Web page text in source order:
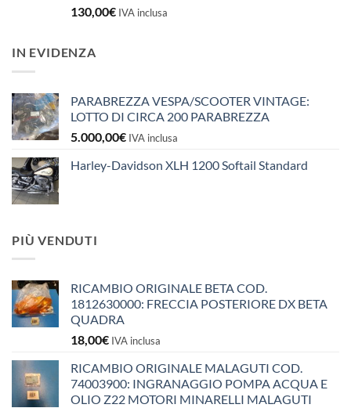
130,00€ IVA inclusa
IN EVIDENZA
PARABREZZA VESPA/SCOOTER VINTAGE:
LOTTO DI CIRCA 200 PARABREZZA
5.000,00€ IVA inclusa
Harley-Davidson XLH 1200 Softail Standard
PIÙ VENDUTI
RICAMBIO ORIGINALE BETA COD.
1812630000: FRECCIA POSTERIORE DX BETA
QUADRA
18,00€ IVA inclusa
RICAMBIO ORIGINALE MALAGUTI COD.
74003900: INGRANAGGIO POMPA ACQUA E
OLIO Z22 MOTORI MINARELLI MALAGUTI